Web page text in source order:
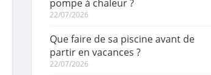
pompe à chaleur ?
22/07/2026
Que faire de sa piscine avant de
partir en vacances ?
22/07/2026